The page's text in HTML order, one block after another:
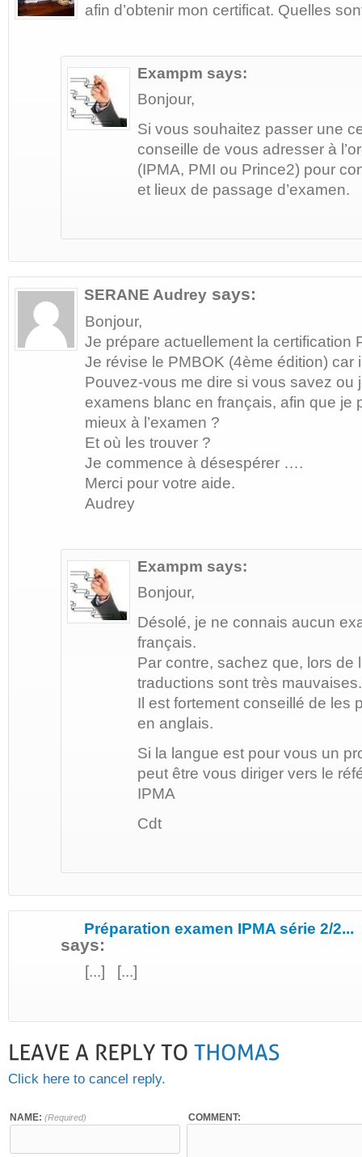
afin d’obtenir mon certificat. Quelles
Exampm says:
Bonjour,
Si vous souhaitez passer une
conseille de vous adresser à
(IPMA, PMI ou Prince2) pour
et lieux de passage d’examen.
SERANE Audrey says:
Bonjour,
Je prépare actuellement la certification
Je révise le PMBOK (4ème édition) car
Pouvez-vous me dire si vous savez ou
examens blanc en français, afin que je
mieux à l’examen ?
Et où les trouver ?
Je commence à désespérer ….
Merci pour votre aide.
Audrey
Exampm says:
Bonjour,
Désolé, je ne connais aucun
français.
Par contre, sachez que, lors de
traductions sont très mauvaises.
Il est fortement conseillé de les
en anglais.
Si la langue est pour vous un
peut être vous diriger vers le
IPMA
Cdt
Préparation examen IPMA série 2/2...
says:
[...] [...]
Click here to cancel reply.
NAME: (Required) COMMENT: